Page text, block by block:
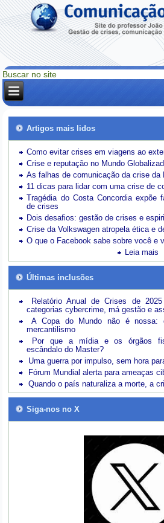
Artigos mais lidos
Como evitar crises em viagens ao
Crise e reputação no Mundo
As falhas de comunicação da crise da
11 dicas para lidar com uma crise de
Tragédia do Costa Concordia expõe
de crises
Dois desafios: gestão de crises e
Crise da Volkswagen atropela ética e
O que o Facebook sabe sobre você e
Leia mais
Últimas inclusões
Relatório Anual de Crises de
categorias cybercrime, má gestão e
A Copa do Mundo não é nossa:
mercantilismo
Por que a mídia e os órgãos
escândalo do Master?
Uma guerra por impulso, sem hora
Fórum Mundial alerta para ameaças
Quando o país naturaliza a morte, a
Siga-nos no X